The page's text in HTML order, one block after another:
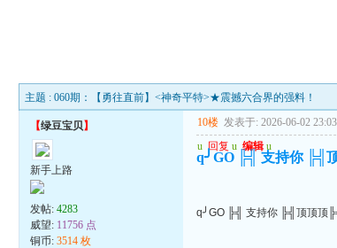
主题 : 060期：【勇往直前】<神奇平特>★震撼六合界的强料！
【绿豆宝贝】
新手上路
发帖:4283
威望: 11756 点
铜币:3514 枚
10楼 发表于: 2026-06-02 23:03
u 回复 u 编辑 u
q╯GO ╠╣ 支持你 ╠╣
q╯GO ╠╣ 支持你 ╠╣顶顶顶